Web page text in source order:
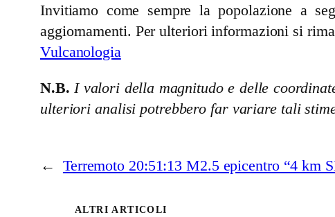
Invitiamo come sempre la popolazione a
aggiornamenti. Per ulteriori informazioni si
Vulcanologia
N.B. I valori della magnitudo e delle
ulteriori analisi potrebbero far variare tali
← Terremoto 20:51:13 M2.5 epicentro “4 km
ALTRI ARTICOLI